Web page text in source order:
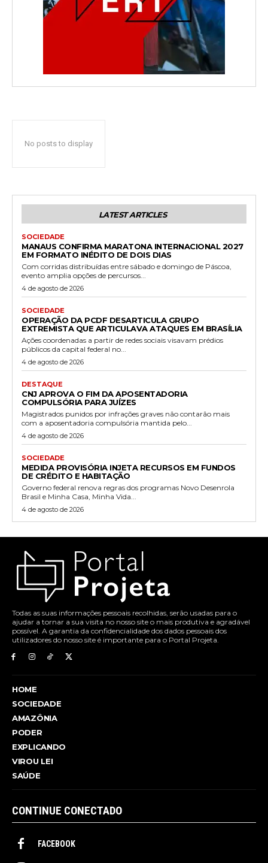
No posts to display
LATEST ARTICLES
SOCIEDADE
MANAUS CONFIRMA MARATONA INTERNACIONAL 2027
EM FORMATO INÉDITO DE DOIS DIAS
Com corridas distribuídas entre sábado e domingo de Páscoa,
evento amplia opções de percursos...
4 de agosto de 2026
SOCIEDADE
OPERAÇÃO DA PCDF DESARTICULA GRUPO
EXTREMISTA QUE ARTICULAVA ATAQUES EM BRASÍLIA
Ações coordenadas a partir de redes sociais visavam prédios
públicos da capital federal no...
4 de agosto de 2026
DESTAQUE
CNJ APROVA O FIM DA APOSENTADORIA
COMPULSÓRIA PARA JUÍZES
Magistrados punidos por infrações graves não contarão mais
com a aposentadoria compulsória mantida pelo...
4 de agosto de 2026
SOCIEDADE
MEDIDA PROVISÓRIA INJETA RECURSOS EM FUNDOS
DE CRÉDITO E HABITAÇÃO
Governo federal renova regras dos programas Novo Desenrola
Brasil e Minha Casa, Minha Vida...
4 de agosto de 2026
Todas as suas informações pessoais recolhidas, serão usadas para o
ajudar a tornar a sua visita no nosso site o mais produtiva e agradável
possível. A garantia da confidencialidade dos dados pessoais dos
utilizadores do nosso site é importante para o Portal Projeta.
HOME
SOCIEDADE
AMAZÔNIA
PODER
EXPLICANDO
VIROU LEI
SAÚDE
CONTINUE CONECTADO
FACEBOOK